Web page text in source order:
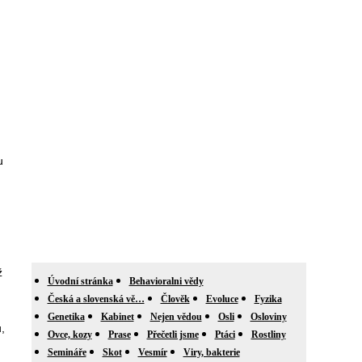
Úvodní stránka
Behavioralni vědy
Česká a slovenská vě…
Člověk Evoluce
Fyzika
Genetika
Kabinet Nejen vědou Osli
Osloviny
Ovce, kozy
Prase Přečetli jsme Ptáci
Rostliny
Semináře
Skot Vesmír
Viry, bakterie